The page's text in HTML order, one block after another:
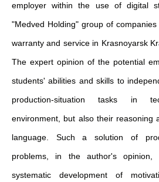
employer within the use of digital
"Medved Holding" group of companies
warranty and service in Krasnoyarsk
The expert opinion of the potential
students' abilities and skills to
production-situation tasks in
environment, but also their reasoning
language. Such a solution of
problems, in the author's
systematic development of